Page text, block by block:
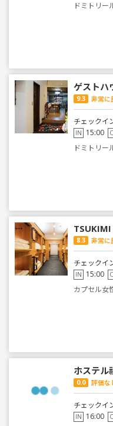
ドミトリ
ゲストハ
9.3 非常に
チェックイ
IN 15:00
ドミトリ
TSUKIMI
8.3 非常に
チェックイ
IN 15:00
カプセル女
ホステル
0.0 評価な
チェックイ
IN 16:00